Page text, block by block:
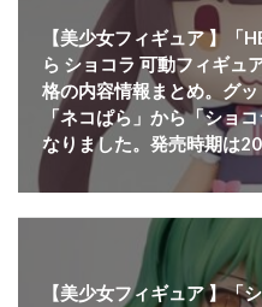
【美少女フィギュア 】「
ら ショコラ 可動フィギュ
格の内容情報まとめ。グ
「ネコぱら」から「ショ
なりました。発売時期は
【美少女フィギュア 】「